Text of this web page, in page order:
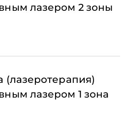
лазером 2 зоны
(лазеротерапия)
лазером 1 зона